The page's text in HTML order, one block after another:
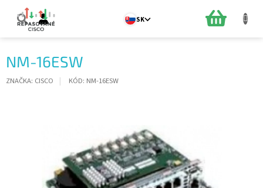
obsah
SK
NM-16ESW
ZNAČKA: CISCO KÓD: NM-16ESW